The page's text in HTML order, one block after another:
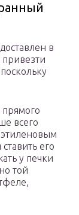
в
привезти
прямого
всего
его
у печки
той